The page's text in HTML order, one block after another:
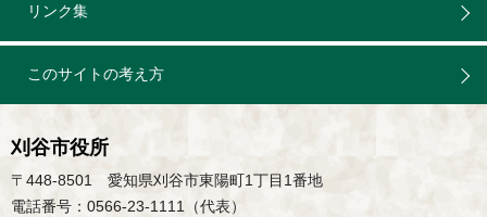
リンク集
このサイトの考え方
刈谷市役所
〒448-8501 愛知県刈谷市東陽町1丁目1番地
電話番号：0566-23-1111（代表）